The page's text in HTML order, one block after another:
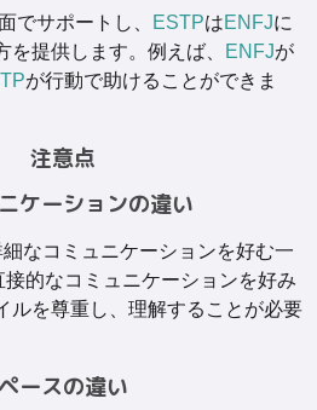
でサポートし、 ESTPはENFJに
提供します。例えば、
ENFJが
が行動で助けることができま
注意点
ケーションの違い
なコミュニケーションを好む一
接的なコミュニケーションを好み
ルを尊重し、理解することが必要
ースの違い